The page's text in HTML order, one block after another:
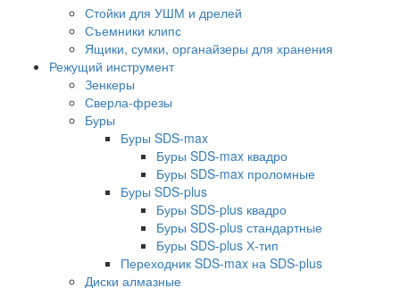
Стойки для УШМ и дрелей
Съемники клипс
Ящики, сумки, органайзеры для хранения
Режущий инструмент
Зенкеры
Сверла-фрезы
Буры
Буры SDS-max
Буры SDS-max квадро
Буры SDS-max проломные
Буры SDS-plus
Буры SDS-plus квадро
Буры SDS-plus стандартные
Буры SDS-plus Х-тип
Переходник SDS-max на SDS-plus
Диски алмазные